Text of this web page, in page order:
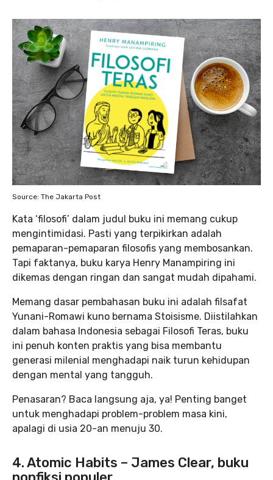
Source: The Jakarta Post
Kata ‘filosofi’ dalam judul buku ini memang cukup
mengintimidasi. Pasti yang terpikirkan adalah
pemaparan-pemaparan filosofis yang membosankan.
Tapi faktanya, buku karya Henry Manampiring ini
dikemas dengan ringan dan sangat mudah dipahami.
Memang dasar pembahasan buku ini adalah filsafat
Yunani-Romawi kuno bernama Stoisisme. Diistilahkan
dalam bahasa Indonesia sebagai Filosofi Teras, buku
ini penuh konten praktis yang bisa membantu
generasi milenial menghadapi naik turun kehidupan
dengan mental yang tangguh.
Penasaran? Baca langsung aja, ya! Penting banget
untuk menghadapi problem-problem masa kini,
apalagi di usia 20-an menuju 30.
4. Atomic Habits – James Clear, buku